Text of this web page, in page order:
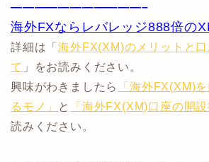
———————————–
海外FXならレバレッジ888倍の
詳細は「海外FX(XM)のメリットと
て 」をお読みください。
興味がわきましたら
「海外FX(XM)
るモノ」
と 「海外FX(XM)口座の開設
読みください。